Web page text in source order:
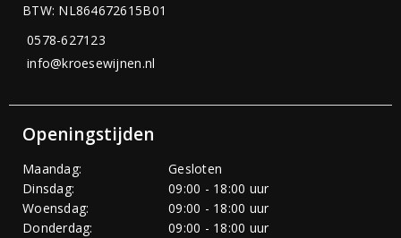
BTW: NL864672615B01
0578-627123
info@kroesewijnen.nl
Openingstijden
Maandag:
Gesloten
Dinsdag:
09:00 - 18:00 uur
Woensdag:
09:00 - 18:00 uur
Donderdag:
09:00 - 18:00 uur